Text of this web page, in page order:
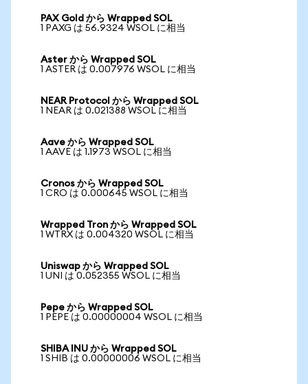
PAX Gold から Wrapped SOL
1 PAXG は 56.9324 WSOL に相当
Aster から Wrapped SOL
1 ASTER は 0.007976 WSOL に相当
NEAR Protocol から Wrapped SOL
1 NEAR は 0.021388 WSOL に相当
Aave から Wrapped SOL
1 AAVE は 1.1973 WSOL に相当
Cronos から Wrapped SOL
1 CRO は 0.000645 WSOL に相当
Wrapped Tron から Wrapped SOL
1 WTRX は 0.004320 WSOL に相当
Uniswap から Wrapped SOL
1 UNI は 0.052355 WSOL に相当
Pepe から Wrapped SOL
1 PEPE は 0.00000004 WSOL に相当
SHIBA INU から Wrapped SOL
1 SHIB は 0.00000006 WSOL に相当